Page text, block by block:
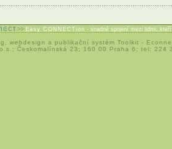
Easy CONNECTion - snadné spojení mezi lidmi,
webdesign a publikační systém Toolkit -
Českomalínská 23; 160 00 Praha 6; tel: 224